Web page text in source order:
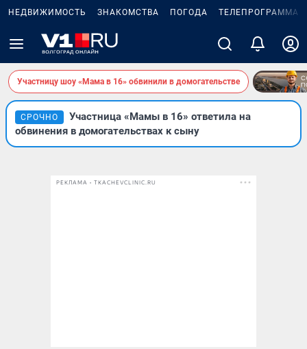
НЕДВИЖИМОСТЬ ЗНАКОМСТВА ПОГОДА ТЕЛЕПРОГРАММА
Участницу шоу «Мама в 16» обвинили в домогательстве
СРОЧНО
Участница «Мамы в 16» ответила на
обвинения в домогательствах к сыну
РЕКЛАМА • TKACHEVCLINIC.RU